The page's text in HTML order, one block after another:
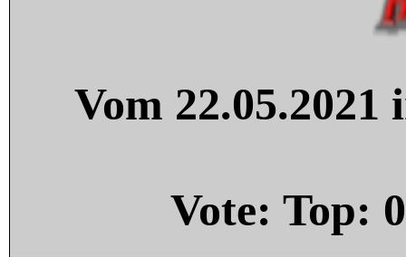
Vom
Vote: Top: 0